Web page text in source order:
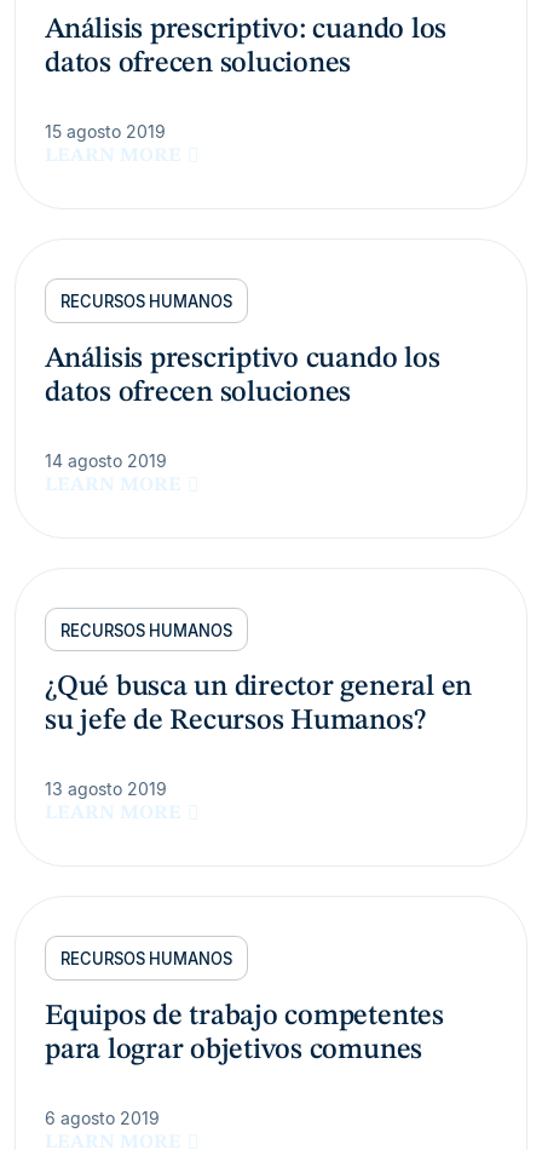
Análisis prescriptivo: cuando los
datos ofrecen soluciones
15 agosto 2019
LEARN MORE
RECURSOS HUMANOS
Análisis prescriptivo cuando los
datos ofrecen soluciones
14 agosto 2019
LEARN MORE
RECURSOS HUMANOS
¿Qué busca un director general en
su jefe de Recursos Humanos?
13 agosto 2019
LEARN MORE
RECURSOS HUMANOS
Equipos de trabajo competentes
para lograr objetivos comunes
6 agosto 2019
LEARN MORE